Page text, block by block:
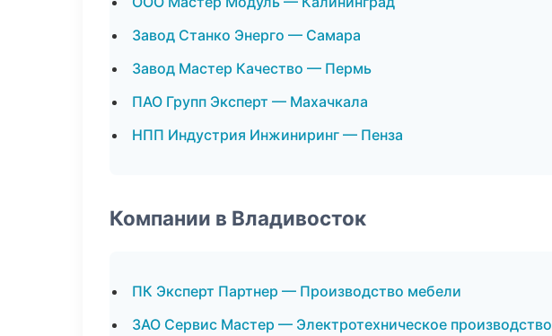
Завод Станко Энерго — Самара
Завод Мастер Качество — Пермь
ПАО Групп Эксперт — Махачкала
НПП Индустрия Инжиниринг — Пенза
Компании в Владивосток
ПК Эксперт Партнер — Производство мебели
ЗАО Сервис Мастер — Электротехническое производство